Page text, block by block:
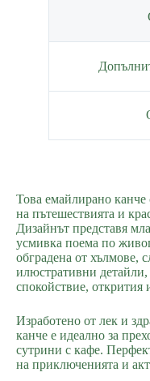
Това емайлирано канче
на пътешествията и
Дизайнът представя
усмивка поема по
обградена от хълмове,
илюстративни
спокойствие,
Изработено от лек и
канче е идеално за
сутрини с кафе.
на приключенията и